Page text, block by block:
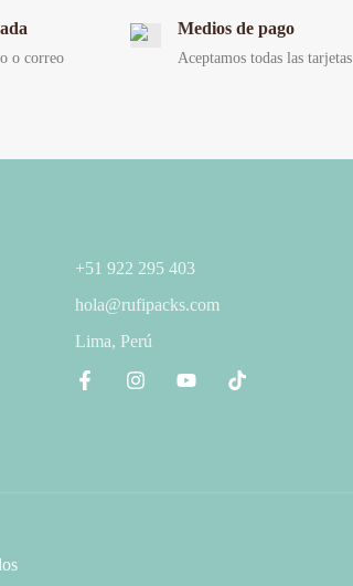
o correo
Medios de pago
Aceptamos todas las tarjetas
+51 922 295 403
hola@rufipacks.com
Lima, Perú